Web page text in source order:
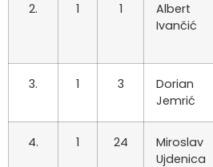
2. 1 1
Albert
Ivančić
3. 1 3
Dorian
Jemrić
4. 1 24
Miroslav
Ujdenica